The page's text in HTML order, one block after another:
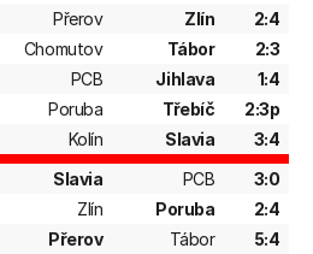
Přerov Zlín
2:4
Chomutov Tábor
2:3
PCB Jihlava
1:4
Poruba Třebíč
2:3p
Kolín Slavia
3:4
Slavia PCB
3:0
Zlín Poruba
2:4
Přerov Tábor
5:4